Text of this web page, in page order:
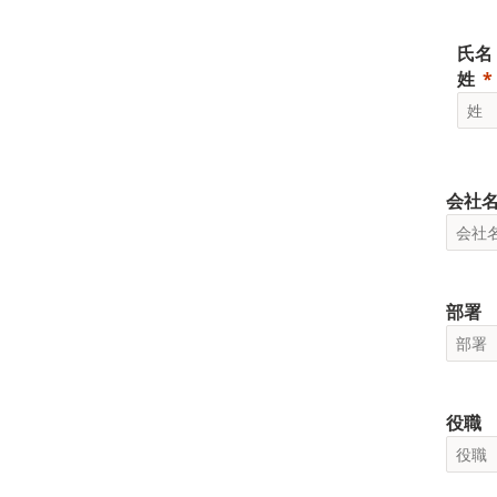
氏名
姓
会社
部署
役職